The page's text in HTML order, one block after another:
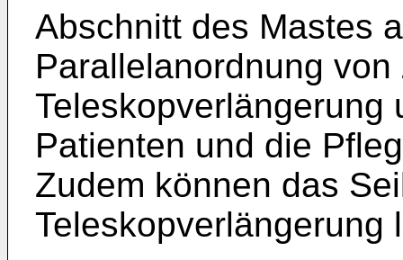
Abschnitt des Mastes
Parallelanordnung von
Teleskopverlängerung
Patienten und die
Zudem können das
Teleskopverlängerung